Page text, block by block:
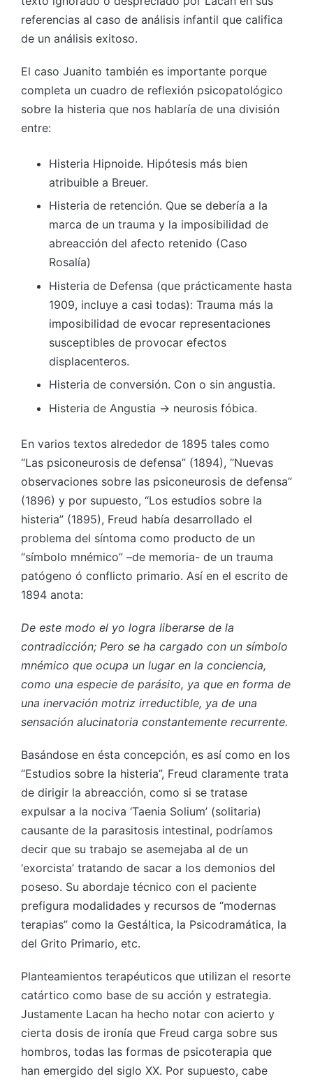
referencias al caso de análisis infantil que califica
de un análisis exitoso.
El caso Juanito también es importante porque
completa un cuadro de reflexión psicopatológico
sobre la histeria que nos hablaría de una división
entre:
Histeria Hipnoide. Hipótesis más bien
atribuible a Breuer.
Histeria de retención. Que se debería a la
marca de un trauma y la imposibilidad de
abreacción del afecto retenido (Caso
Rosalía)
Histeria de Defensa (que prácticamente hasta
1909, incluye a casi todas): Trauma más la
imposibilidad de evocar representaciones
susceptibles de provocar efectos
displacenteros.
Histeria de conversión. Con o sin angustia.
Histeria de Angustia → neurosis fóbica.
En varios textos alrededor de 1895 tales como
“Las psiconeurosis de defensa” (1894), “Nuevas
observaciones sobre las psiconeurosis de defensa”
(1896) y por supuesto, “Los estudios sobre la
histeria” (1895), Freud había desarrollado el
problema del síntoma como producto de un
“símbolo mnémico” –de memoria- de un trauma
patógeno ó conflicto primario. Así en el escrito de
1894 anota:
De este modo el yo logra liberarse de la
contradicción; Pero se ha cargado con un símbolo
mnémico que ocupa un lugar en la conciencia,
como una especie de parásito, ya que en forma de
una inervación motriz irreductible, ya de una
sensación alucinatoria constantemente recurrente.
Basándose en ésta concepción, es así como en los
“Estudios sobre la histeria”, Freud claramente trata
de dirigir la abreacción, como si se tratase
expulsar a la nociva ‘Taenia Solium’ (solitaria)
causante de la parasitosis intestinal, podríamos
decir que su trabajo se asemejaba al de un
‘exorcista’ tratando de sacar a los demonios del
poseso. Su abordaje técnico con el paciente
prefigura modalidades y recursos de “modernas
terapias” como la Gestáltica, la Psicodramática, la
del Grito Primario, etc.
Planteamientos terapéuticos que utilizan el resorte
catártico como base de su acción y estrategia.
Justamente Lacan ha hecho notar con acierto y
cierta dosis de ironía que Freud carga sobre sus
hombros, todas las formas de psicoterapia que
han emergido del siglo XX. Por supuesto, cabe